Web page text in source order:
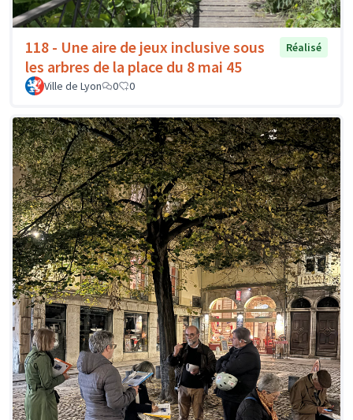
118 - Une aire de jeux inclusive sous
les arbres de la place du 8 mai 45
Réalisé
Ville de Lyon 0 0